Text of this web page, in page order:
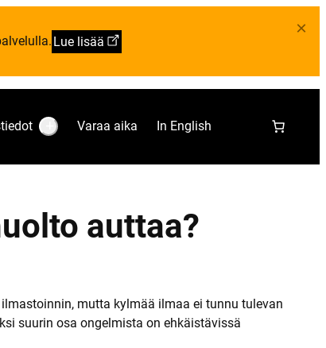
Lue lisää
×
S
m
h
t
i
e
Varaa aika In English
auttaa?
mutta kylmää ilmaa ei tunnu tulevan
suurin osa ongelmista on ehkäistävissä